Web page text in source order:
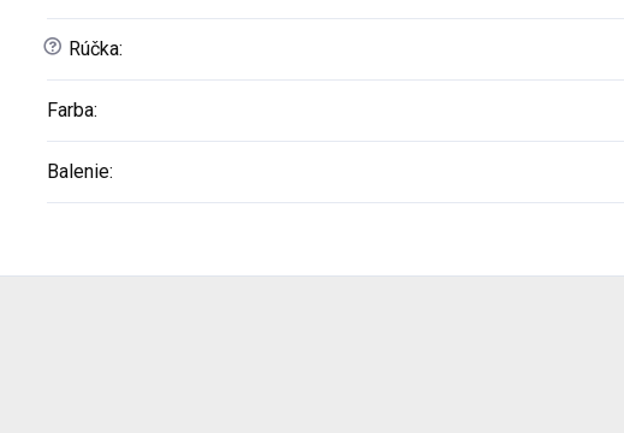
? Rúčka:
Farba:
Balenie: